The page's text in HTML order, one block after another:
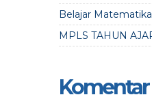
Belajar
MPLS TAHUN